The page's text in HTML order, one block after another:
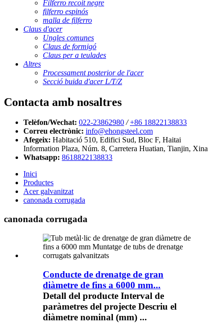
Filferro recoit negre
filferro espinós
malla de filferro
Claus d'acer
Ungles comunes
Claus de formigó
Claus per a teulades
Altres
Processament posterior de l'acer
Secció buida d'acer L/T/Z
Contacta amb nosaltres
Telèfon/Wechat: 022-23862980 / +86 18822138833
Correu electrònic: info@ehongsteel.com
Afegeix: Habitació 510, Edifici Sud, Bloc F, Haitai
Information Plaza, Núm. 8, Carretera Huatian, Tianjin, Xina
Whatsapp: 8618822138833
Inici
Productes
Acer galvanitzat
canonada corrugada
canonada corrugada
Conducte de drenatge de gran
diàmetre de fins a 6000 mm...
Detall del producte Interval de
paràmetres del projecte Descriu el
diàmetre nominal (mm) ...